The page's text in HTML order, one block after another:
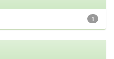
1